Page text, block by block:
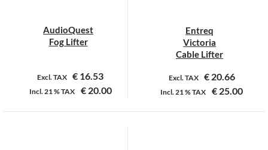
de
productpagina
AudioQuest
Fog Lifter
Excl. TAX € 16.53
Incl.21 %TAX €20.00
Dit
Entreq
Victoria
Cable Lifter
Excl. TAX €20.66
Incl.21 %TAX € 25.00
Dit